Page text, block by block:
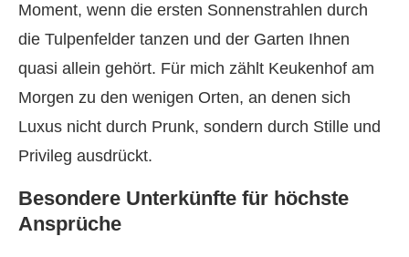
Moment, wenn die ersten Sonnenstrahlen durch
die Tulpenfelder tanzen und der Garten Ihnen
quasi allein gehört. Für mich zählt Keukenhof am
Morgen zu den wenigen Orten, an denen sich
Luxus nicht durch Prunk, sondern durch Stille und
Privileg ausdrückt.
Besondere Unterkünfte für höchste
Ansprüche